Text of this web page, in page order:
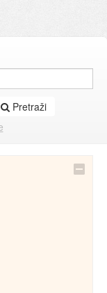
Pretraži